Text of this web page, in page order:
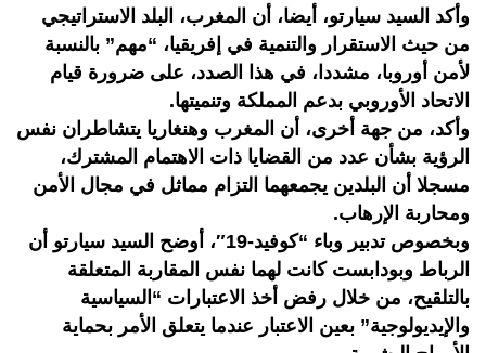
وأكد السيد سيارتو، أيضا، أن المغرب، البلد الاستراتيجي
من حيث الاستقرار والتنمية في إفريقيا، “مهم” بالنسبة
لأمن أوروبا، مشددا، في هذا الصدد، على ضرورة قيام
الاتحاد الأوروبي بدعم المملكة وتنميتها.
وأكد، من جهة أخرى، أن المغرب وهنغاريا يتشاطران نفس
الرؤية بشأن عدد من القضايا ذات الاهتمام المشترك،
مسجلا أن البلدين يجمعهما التزام مماثل في مجال الأمن
ومحاربة الإرهاب.
وبخصوص تدبير وباء “كوفيد-19″، أوضح السيد سيارتو أن
الرباط وبودابست كانت لهما نفس المقاربة المتعلقة
بالتلقيح، من خلال رفض أخذ الاعتبارات “السياسية
والإيديولوجية” بعين الاعتبار عندما يتعلق الأمر بحماية